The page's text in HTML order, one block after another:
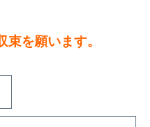
束を願います。